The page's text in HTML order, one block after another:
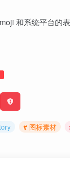
和系统平台的
# 图标素材